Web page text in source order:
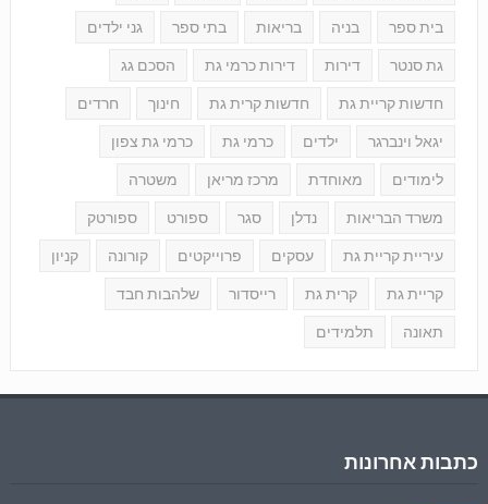
בית ספר בניה בריאות בתי ספר גני ילדים
גת סנטר דירות דירות כרמי גת הסכם גג
חדשות קריית גת חדשות קרית גת חינוך חרדים
יגאל וינברגר ילדים כרמי גת כרמי גת צפון
לימודים מאוחדת מרכז מריאן משטרה
משרד הבריאות נדלן סגר ספורט ספורטק
עיריית קריית גת עסקים פרוייקטים קורונה קניון
קריית גת קרית גת רייסדור שלהבות חבד
תאונה תלמידים
כתבות אחרונות